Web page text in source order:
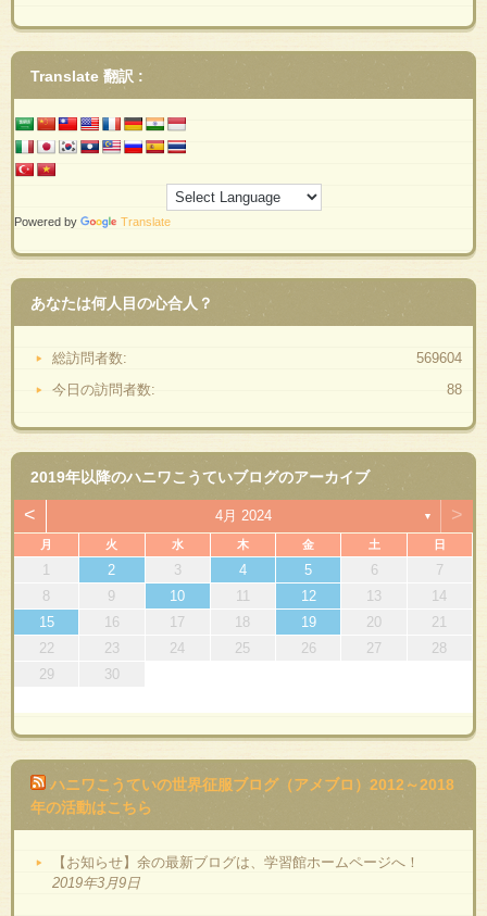
Translate 翻訳 :
Powered by Translate
あなたは何人目の心合人？
569604
総訪問者数:
88
今日の訪問者数:
2019年以降のハニワこうていブログのアーカイブ
< 4月 2024 ▼ >
月 火 水 木 金 土 日
1 2 3 4 5 6
7
8
9 10 11 12 13
14
15
16 17 18 19 20
21
22
23 24 25 26 27
28
29
30
ハニワこうていの世界征服ブログ（アメブロ）2012～2018
年の活動はこちら
【お知らせ】余の最新ブログは、学習館ホームページへ！
2019年3月9日